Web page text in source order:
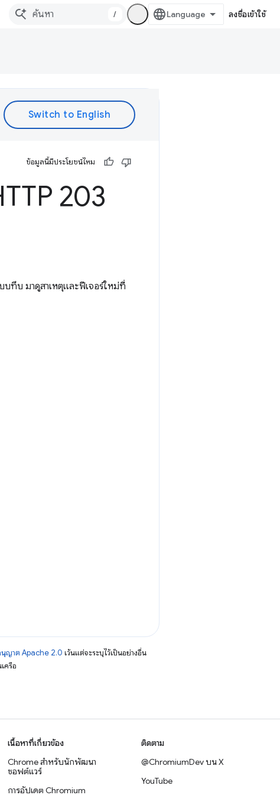
/ ลงชื่อเข้าใช้
ข้อมูลนี้มีประโยชน์ไหม
203
บทึบ มาดูสาเหตุและฟีเจอร์ใหม่ที่
นุญาต Apache 2.0 เว้นแต่จะระบุไว้เป็นอย่างอื่น
ครือ
เนื้อหาที่เกี่ยวข้อง
Chrome สำหรับนักพัฒนา
ซอฟต์แวร์
การอัปเดต Chromium
ติดตาม
@ChromiumDev บน X
YouTube